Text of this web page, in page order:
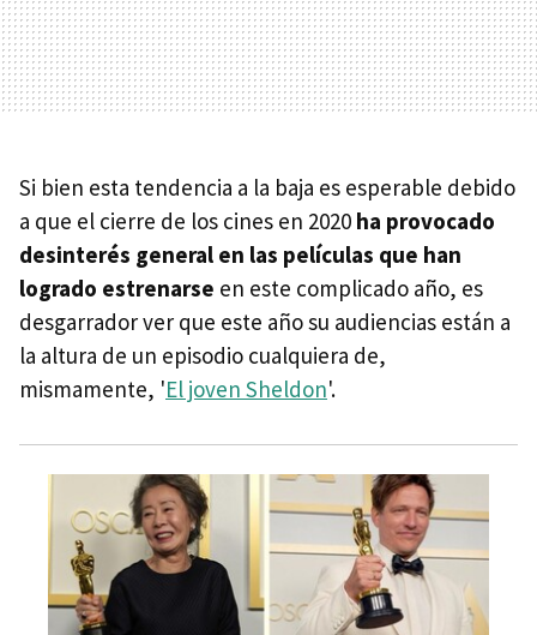
Si bien esta tendencia a la baja es esperable debido
a que el cierre de los cines en 2020 ha provocado
desinterés general en las películas que han
logrado estrenarse en este complicado año, es
desgarrador ver que este año su audiencias están a
la altura de un episodio cualquiera de,
mismamente, 'El joven Sheldon'.